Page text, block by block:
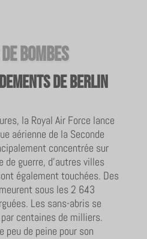
bombes
de Berlin
la Royal Air Force lance
aérienne de la Seconde
concentrée sur
guerre, d’autres villes
également touchées. Des
sous les 2 643
Les sans-abris se
centaines de milliers.
peu de peine pour son